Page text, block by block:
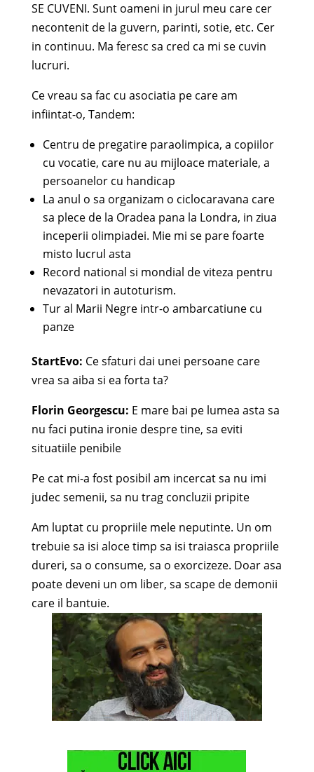
SE CUVENI. Sunt oameni in jurul meu care cer
necontenit de la guvern, parinti, sotie, etc. Cer
in continuu. Ma feresc sa cred ca mi se cuvin
lucruri.
Ce vreau sa fac cu asociatia pe care am
infiintat-o, Tandem:
Centru de pregatire paraolimpica, a copiilor
cu vocatie, care nu au mijloace materiale, a
persoanelor cu handicap
La anul o sa organizam o ciclocaravana care
sa plece de la Oradea pana la Londra, in ziua
inceperii olimpiadei. Mie mi se pare foarte
misto lucrul asta
Record national si mondial de viteza pentru
nevazatori in autoturism.
Tur al Marii Negre intr-o ambarcatiune cu
panze
StartEvo: Ce sfaturi dai unei persoane care
vrea sa aiba si ea forta ta?
Florin Georgescu: E mare bai pe lumea asta sa
nu faci putina ironie despre tine, sa eviti
situatiile penibile
Pe cat mi-a fost posibil am incercat sa nu imi
judec semenii, sa nu trag concluzii pripite
Am luptat cu propriile mele neputinte. Un om
trebuie sa isi aloce timp sa isi traiasca propriile
dureri, sa o consume, sa o exorcizeze. Doar asa
poate deveni un om liber, sa scape de demonii
care il bantuie.